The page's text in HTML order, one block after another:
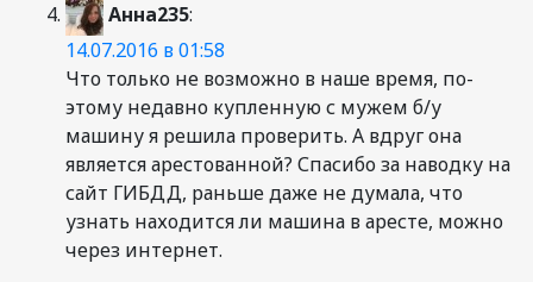
Анна235:
14.07.2016 в 01:58
Что только не возможно в наше время, по-
этому недавно купленную с мужем б/у
машину я решила проверить. А вдруг она
является арестованной? Спасибо за наводку на
сайт ГИБДД, раньше даже не думала, что
узнать находится ли машина в аресте, можно
через интернет.